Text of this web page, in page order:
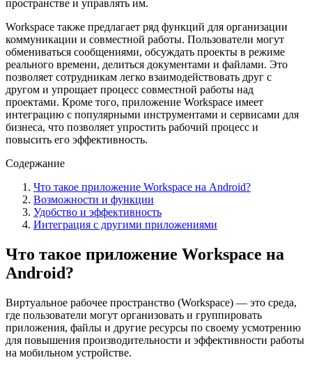
пространстве и управлять им.
Workspace также предлагает ряд функций для организации
коммуникации и совместной работы. Пользователи могут
обмениваться сообщениями, обсуждать проекты в режиме
реального времени, делиться документами и файлами. Это
позволяет сотрудникам легко взаимодействовать друг с
другом и упрощает процесс совместной работы над
проектами. Кроме того, приложение Workspace имеет
интеграцию с популярными инструментами и сервисами для
бизнеса, что позволяет упростить рабочий процесс и
повысить его эффективность.
Содержание
Что такое приложение Workspace на Android?
Возможности и функции
Удобство и эффективность
Интеграция с другими приложениями
Что такое приложение Workspace на
Android?
Виртуальное рабочее пространство (Workspace) — это среда,
где пользователи могут организовать и группировать
приложения, файлы и другие ресурсы по своему усмотрению
для повышения производительности и эффективности работы
на мобильном устройстве.